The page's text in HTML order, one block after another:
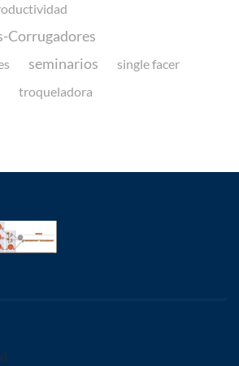
Corrugadores
seminarios single facer
troqueladora